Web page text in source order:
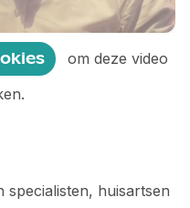
om deze video
specialisten, huisartsen